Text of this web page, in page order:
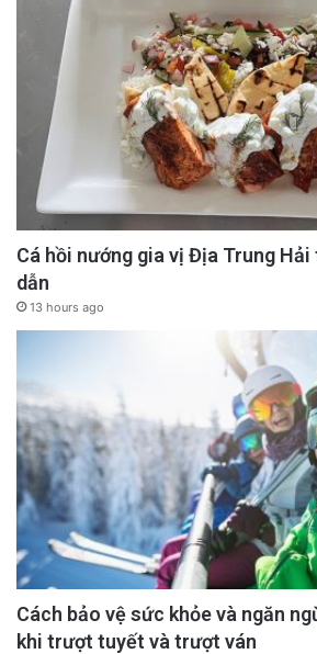
vừa cổ vũ cho hành động phá
Tây bán cầu, lại vừa đòi hỏi
thượng tôn pháp luật ở Đông
công pháp quốc tế bị coi là tờ
York, nó cũng sẽ bị coi là rác
Đừng tự đập vỡ khiên chắn
Dù hình ảnh ông Maduro bị
có thể thỏa mãn những cảm
nhưng đó lại là tín hiệu báo
suy tàn của chủ nghĩa tự do
đường cho một thế giới vận
rừng khắc nghiệt của Thuyết
vốn dĩ là địa ngục đối với các
bé.
Cá hồi nướng gia vị Địa Trung
dẫn
13 hours ago
Cách bảo vệ sức khỏe và ngăn
khi trượt tuyết và trượt ván